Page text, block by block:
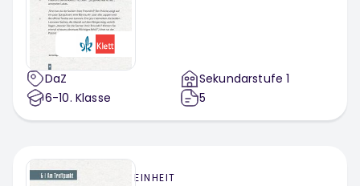
DaZ
6-10. Klasse
Sekundarstufe 1
5
EINHEIT